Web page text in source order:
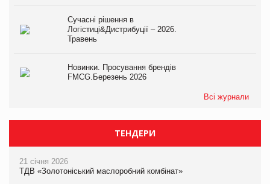
Сучасні рішення в
Логістиці&Дистрибуції – 2026.
Травень
Новинки. Просування брендів
FMCG.Березень 2026
Всі журнали
ТЕНДЕРИ
21 січня 2026
ТДВ «Золотоніський маслоробний комбінат»